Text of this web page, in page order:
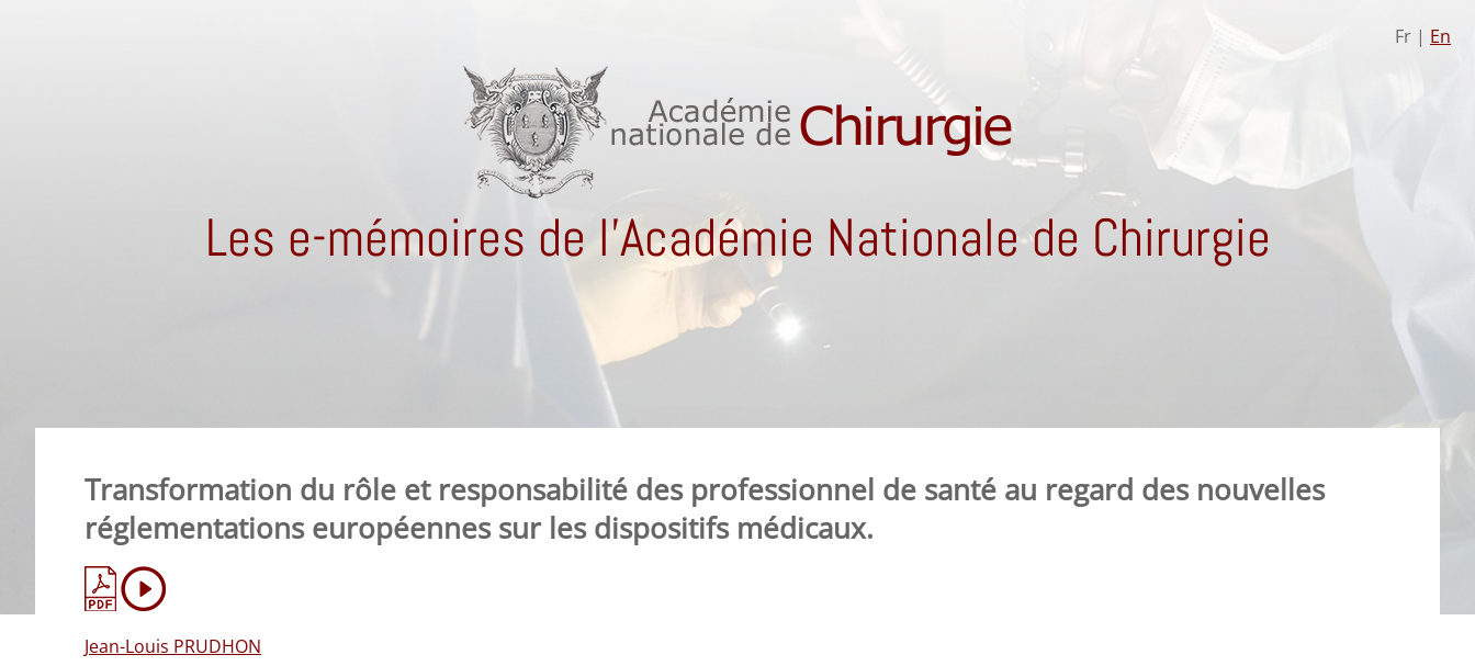
Fr | En
Les e-mémoires de l'Académie Nationale de Chirurgie
Transformation du rôle et responsabilité des professionnel de santé au regard des nouvelles
réglementations européennes sur les dispositifs médicaux.
Jean-Louis PRUDHON